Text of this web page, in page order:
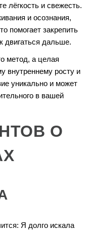
лёгкость и свежесть.
и осознания,
помогает закрепить
двигаться дальше.
метод, а целая
внутреннему росту и
уникально и может
в вашей
О
Я долго искала